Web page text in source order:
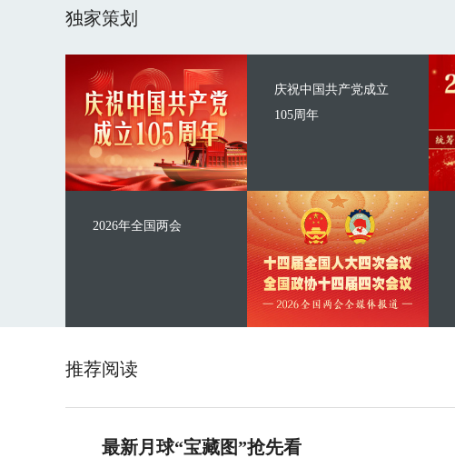
独家策划
庆祝中国共产党成立
105周年
2026年全国两会
推荐阅读
最新月球“宝藏图”抢先看